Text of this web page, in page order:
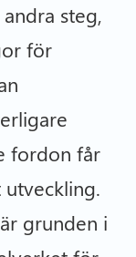
steg,
för
fordon får
grunden i